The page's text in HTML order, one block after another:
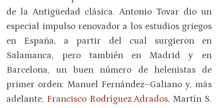
de la Antigüedad clásica. Antonio Tovar dio un
especial impulso renovador a los estudios griegos
en España, a partir del cual surgieron en
Salamanca, pero también en Madrid y en
Barcelona, un buen número de helenistas de
primer orden: Manuel Fernández–Galiano y, más
adelante, Francisco Rodríguez Adrados, Martín S.